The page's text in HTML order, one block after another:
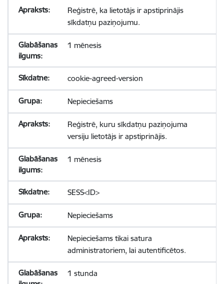
Reģistrē, ka lietotājs ir apstiprinājis
sīkdatņu paziņojumu.
1 mēnesis
cookie-agreed-version
Nepieciešams
Reģistrē, kuru sīkdatņu paziņojuma
versiju lietotājs ir apstiprinājis.
1 mēnesis
SESS<ID>
Nepieciešams
Nepieciešams tikai satura
administratoriem, lai autentificētos.
1 stunda